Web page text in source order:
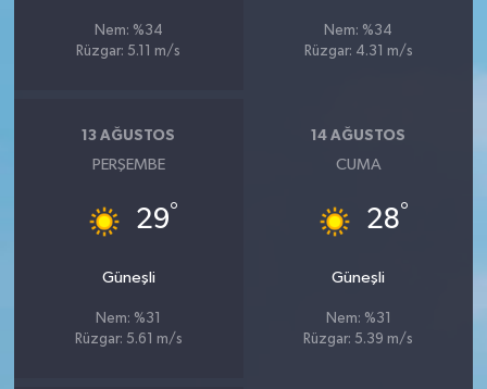
Nem: %34
Rüzgar: 5.11 m/s
Nem: %34
Rüzgar: 4.31 m/s
13 AĞUSTOS
PERŞEMBE
29°
Güneşli
Nem: %31
Rüzgar: 5.61 m/s
14 AĞUSTOS
CUMA
28°
Güneşli
Nem: %31
Rüzgar: 5.39 m/s